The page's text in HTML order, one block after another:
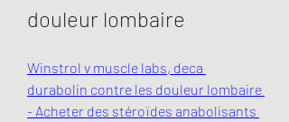
douleur lombaire
Winstrol v muscle labs, deca
durabolin contre les douleur lombaire
- Acheter des stéroïdes anabolisants